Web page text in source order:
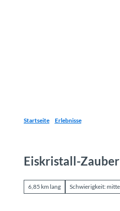
Startseite Erlebnisse
Eiskristall-
6,85 km lang Schwierigkeit: